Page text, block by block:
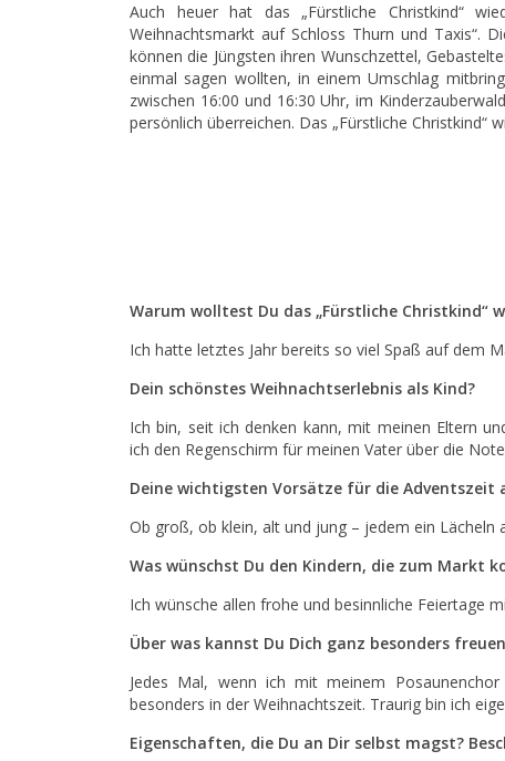
Auch heuer hat das „Fürstliche Christkind“
Weihnachtsmarkt auf Schloss Thurn und Taxis“.
können die Jüngsten ihren Wunschzettel,
einmal sagen wollten, in einem Umschlag
zwischen 16:00 und 16:30 Uhr, im
persönlich überreichen. Das „Fürstliche
Warum wolltest Du das „Fürstliche Christkind“
Ich hatte letztes Jahr bereits so viel Spaß auf dem
Dein schönstes Weihnachtserlebnis als Kind?
Ich bin, seit ich denken kann, mit meinen Eltern
ich den Regenschirm für meinen Vater über die
Deine wichtigsten Vorsätze für die Adventszeit
Ob groß, ob klein, alt und jung – jedem ein Lächeln
Was wünschst Du den Kindern, die zum Markt
Ich wünsche allen frohe und besinnliche Feiertage
Über was kannst Du Dich ganz besonders
Jedes Mal, wenn ich mit meinem
besonders in der Weihnachtszeit. Traurig bin ich
Eigenschaften, die Du an Dir selbst magst?